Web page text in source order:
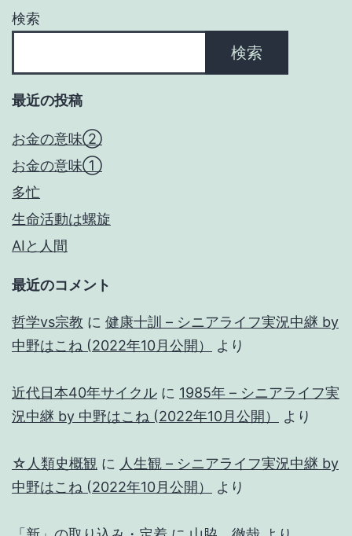
ョ
検索
検索
最近の投稿
お金の意味②
お金の意味①
多忙
生命活動は螺旋
AIと人間
最近のコメント
哲学vs宗教 に 健康十訓 – シニアライフ実況中継 by
中野はこね (2022年10月公開）
より
近代日本40年サイクル に 1985年 – シニアライフ実
況中継 by 中野はこね (2022年10月公開）
より
☆人類史概観 に 人生観 – シニアライフ実況中継 by
中野はこね (2022年10月公開）
より